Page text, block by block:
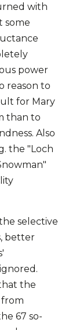
with
some
power
reason to
for Mary
than to
Also
the "Loch
selective
better
the
67 so-